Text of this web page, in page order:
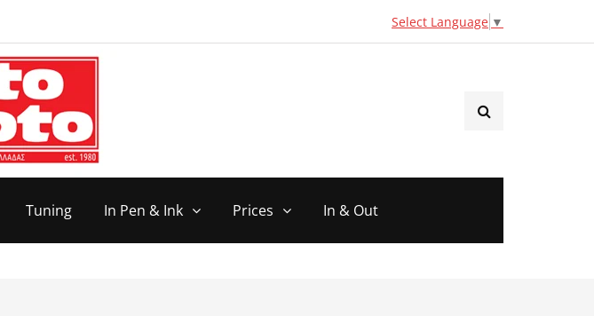
Select Language ▼
Tuning In Pen & Ink Prices In & Out